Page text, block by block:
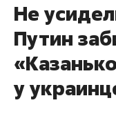
Не
Путин
у